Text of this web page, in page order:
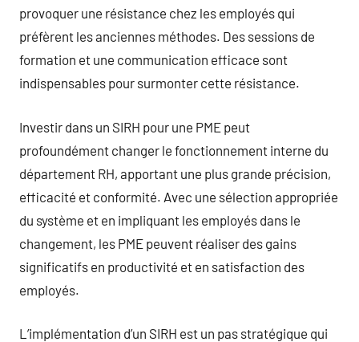
provoquer une résistance chez les employés qui
préfèrent les anciennes méthodes. Des sessions de
formation et une communication efficace sont
indispensables pour surmonter cette résistance.
Investir dans un SIRH pour une PME peut
profoundément changer le fonctionnement interne du
département RH, apportant une plus grande précision,
efficacité et conformité. Avec une sélection appropriée
du système et en impliquant les employés dans le
changement, les PME peuvent réaliser des gains
significatifs en productivité et en satisfaction des
employés.
L’implémentation d’un SIRH est un pas stratégique qui